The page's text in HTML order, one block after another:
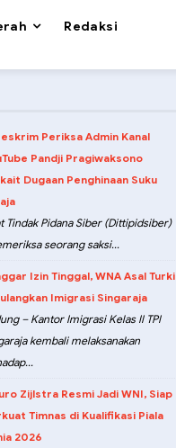
Redaksi
Periksa Admin Kanal
Pandji Pragiwaksono
Dugaan Penghinaan Suku
Tindak Pidana Siber (Dittipidsiber)
seorang saksi...
Izin Tinggal, WNA Asal Turki
Imigrasi Singaraja
– Kantor Imigrasi Kelas II TPI
kembali melaksanakan
Zijlstra Resmi Jadi WNI, Siap
Timnas di Kualifikasi Piala
2026